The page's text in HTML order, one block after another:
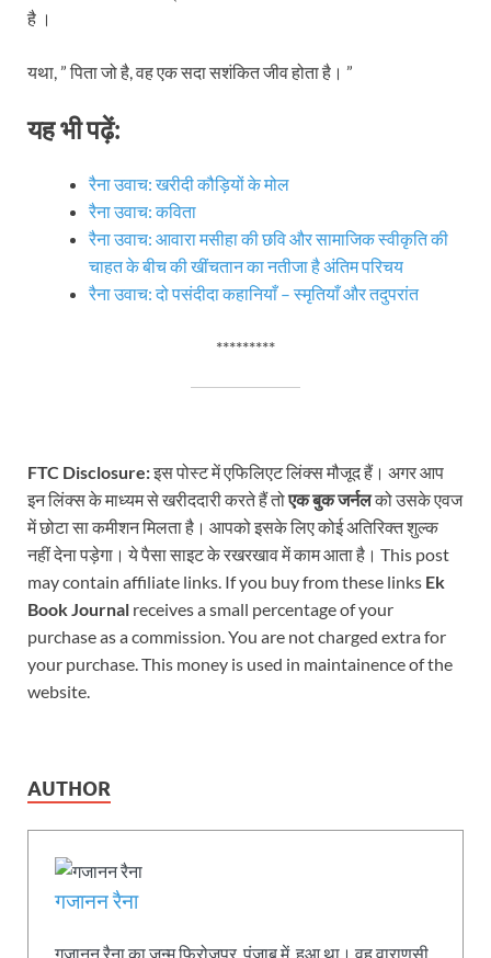
है ।
यथा, ” पिता जो है, वह एक सदा सशंकित जीव होता है। ”
यह भी पढ़ें:
रैना उवाच: खरीदी कौड़ियों के मोल
रैना उवाच: कविता
रैना उवाच: आवारा मसीहा की छवि और सामाजिक स्वीकृति की
चाहत के बीच की खींचतान का नतीजा है अंतिम परिचय
रैना उवाच: दो पसंदीदा कहानियाँ – स्मृतियाँ और तदुपरांत
*********
FTC Disclosure:इस पोस्ट में एफिलिएट लिंक्स मौजूद हैं। अगर आप
इन लिंक्स के माध्यम से खरीददारी करते हैं तोएक बुक जर्नलको उसके एवज
में छोटा सा कमीशन मिलता है। आपको इसके लिए कोई अतिरिक्त शुल्क
नहीं देना पड़ेगा। ये पैसा साइट के रखरखाव में काम आता है। This post
may contain affiliate links. If you buy from these links Ek
Book Journal receives a small percentage of your
purchase as a commission. You are not charged extra for
your purchase. This money is used in maintainence of the
website.
AUTHOR
गजानन रैना
गजानन रैना का जन्म फिरोजपुर, पंजाब में हुआ था। वह वाराणसी